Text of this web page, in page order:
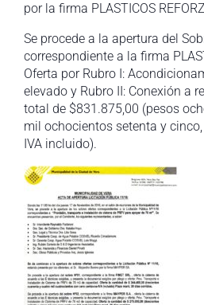
por la firma PLASTICOS
Se procede a la apertura del
correspondiente a la firma
Oferta por Rubro I:
elevado y Rubro II: Conexión a
total de $831.875,00 (pesos
mil ochocientos setenta y
IVA incluido).